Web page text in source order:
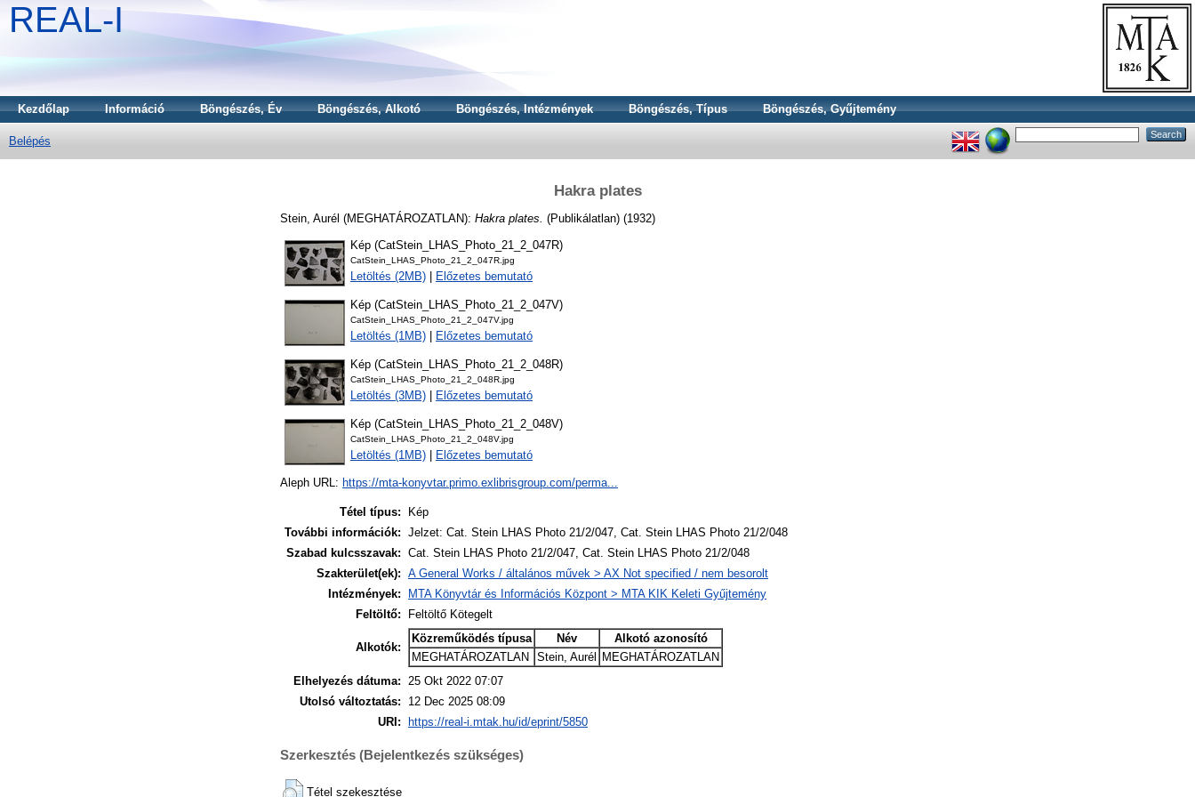
REAL-I
Kezdőlap Információ Böngészés, Év Böngészés, Alkotó Böngészés, Intézmények Böngészés, Típus Böngészés, Gyűjtemény
Belépés
Hakra plates
Stein, Aurél (MEGHATÁROZATLAN): Hakra plates. (Publikálatlan) (1932)
Kép (CatStein_LHAS_Photo_21_2_047R)
CatStein_LHAS_Photo_21_2_047R.jpg
Letöltés (2MB) Előzetes bemutató
Kép (CatStein_LHAS_Photo_21_2_047V)
CatStein_LHAS_Photo_21_2_047V.jpg
Letöltés (1MB) Előzetes bemutató
Kép (CatStein_LHAS_Photo_21_2_048R)
CatStein_LHAS_Photo_21_2_048R.jpg
Letöltés (3MB) Előzetes bemutató
Kép (CatStein_LHAS_Photo_21_2_048V)
CatStein_LHAS_Photo_21_2_048V.jpg
Letöltés (1MB) Előzetes bemutató
Aleph URL: https://mta-konyvtar.primo.exlibrisgroup.com/perma...
Tétel típus:
Kép
További információk: Jelzet: Cat. Stein LHAS Photo 21/2/047, Cat. Stein LHAS Photo 21/2/048
Szabad kulcsszavak: Cat. Stein LHAS Photo 21/2/047, Cat. Stein LHAS Photo 21/2/048
Szakterület(ek): A General Works / általános művek > AX Not specified / nem besorolt
Intézmények:
MTA Könyvtár és Információs Központ > MTA KIK Keleti Gyűjtemény
Feltöltő:
Feltöltő Kötegelt
Alkotók:
Közreműködés típusa Név
Alkotó azonosító
MEGHATÁROZATLAN
Stein, Aurél
MEGHATÁROZATLAN
Elhelyezés dátuma: 25 Okt 2022 07:07
Utolsó változtatás:
12 Dec 2025 08:09
URI:
https://real-i.mtak.hu/id/eprint/5850
Szerkesztés (Bejelentkezés szükséges)
Tétel szekesztése